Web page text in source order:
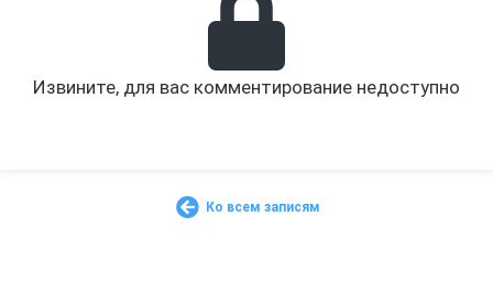
Извините, для вас комментирование недоступно
Ко всем записям